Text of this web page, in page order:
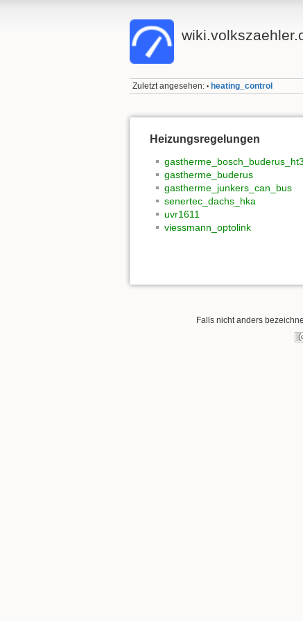
Zuletzt angesehen: • heating_control
Heizungsregelungen
gastherme_bosch_buderus_ht3
gastherme_buderus
gastherme_junkers_can_bus
senertec_dachs_hka
uvr1611
viessmann_optolink
Falls nicht anders